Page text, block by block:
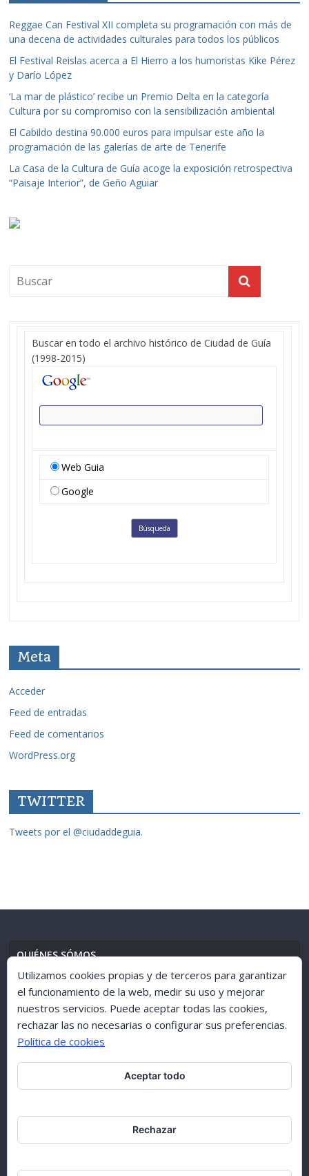
Reggae Can Festival XII completa su programación con más de
una decena de actividades culturales para todos los públicos
El Festival Reislas acerca a El Hierro a los humoristas Kike Pérez
y Darío López
‘La mar de plástico’ recibe un Premio Delta en la categoría
Cultura por su compromiso con la sensibilización ambiental
El Cabildo destina 90.000 euros para impulsar este año la
programación de las galerías de arte de Tenerife
La Casa de la Cultura de Guía acoge la exposición retrospectiva
“Paisaje Interior”, de Geño Aguiar
Buscar en todo el archivo histórico de Ciudad de Guía
(1998-2015)
Web Guia
Google
Meta
Acceder
Feed de entradas
Feed de comentarios
WordPress.org
TWITTER
Tweets por el @ciudaddeguia.
QUIÉNES SÓMOS
AVISO LEGAL// POLÍTICA DE PRIVACIDAD
ARCHIVO 1998-2015
Utilizamos cookies propias y de terceros para garantizar
el funcionamiento de la web, medir su uso y mejorar
nuestros servicios. Puede aceptar todas las cookies,
rechazar las no necesarias o configurar sus preferencias.
Política de cookies
Aceptar todo
Rechazar